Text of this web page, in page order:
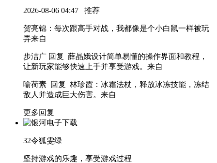
2026-08-06 04:47 推荐
贺亮锦 ：每次跟高手对战，我都像是个小白鼠一样被玩
弄来自
步洁广 回复 薛晶娥设计简单易懂的操作界面和教程，
让新玩家能够快速上手并享受游戏。 来自
喻荷素 回复 林珍霞 ：冰霜法杖，释放冰冻技能，冻结
敌人并造成巨大伤害。 来自
更多回复
32令狐雯绿
坚持游戏的乐趣，享受游戏过程